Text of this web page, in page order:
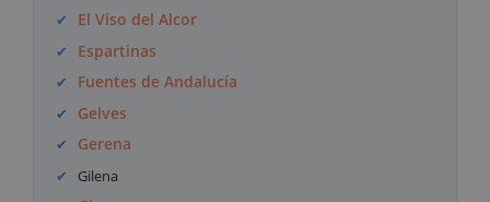
El Viso del Alcor
Espartinas
Fuentes de Andalucía
Gelves
Gerena
Gilena